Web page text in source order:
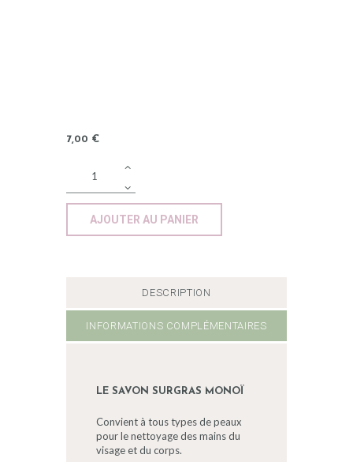
7,00 €
AJOUTER AU PANIER
DESCRIPTION
INFORMATIONS COMPLÉMENTAIRES
LE SAVON SURGRAS MONOÏ
Convient à tous types de peaux
pour le nettoyage des mains du
visage et du corps.